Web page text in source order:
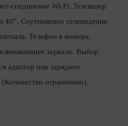
соединение Wi-Fi. Телевизор
40”. Спутниковое телевидение.
Телефон в номере.
зеркало. Выбор
адаптер или зарядное
ограничено).